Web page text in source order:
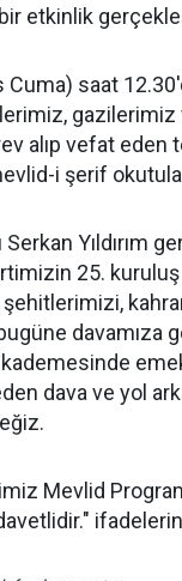
etkinlik
saat
gazilerimiz
alıp vefat eden
i şerif
Serkan Yıldırım
25. kuruluş
şehitlerimizi,
davamıza
kademesinde
dava ve yol
Mevlid